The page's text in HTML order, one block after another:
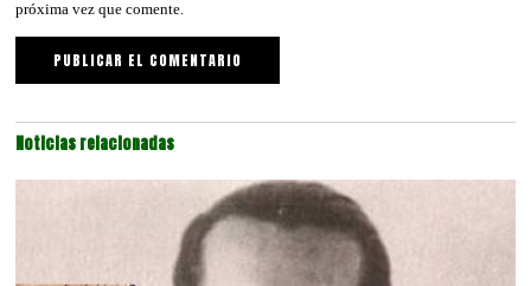
próxima vez que comente.
Noticias relacionadas